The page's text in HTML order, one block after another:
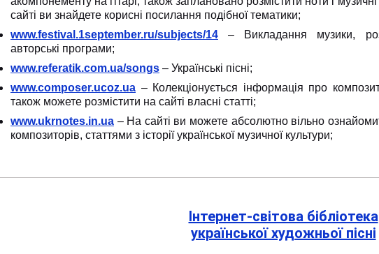
сайті ви знайдете корисні посилання подібної тематики;
www.festival.1september.ru/subjects/14 – Викладання музики,
авторські програми;
www.referatik.com.ua/songs – Українські пісні;
www.composer.ucoz.ua – Колекціонується інформація про
також можете розмістити на сайті власні статті;
www.ukrnotes.in.ua – На сайті ви можете абсолютно вільно
композиторів, статтями з історії української музичної культури;
Інтернет-світова бібліотека
української художньої пісні